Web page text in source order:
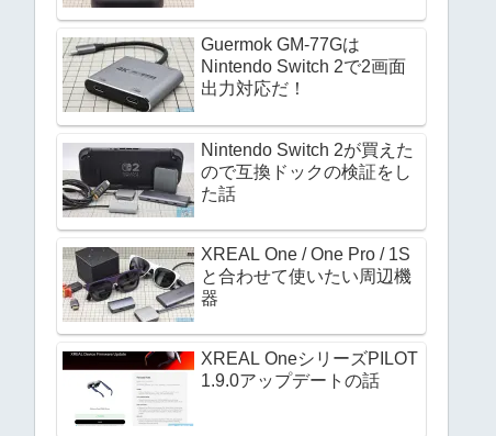
Guermok GM-77Gは
Nintendo Switch 2で2画面
出力対応だ！
Nintendo Switch 2が買えた
ので互換ドックの検証をし
た話
XREAL One / One Pro / 1S
と合わせて使いたい周辺機
器
XREAL OneシリーズPILOT
1.9.0アップデートの話